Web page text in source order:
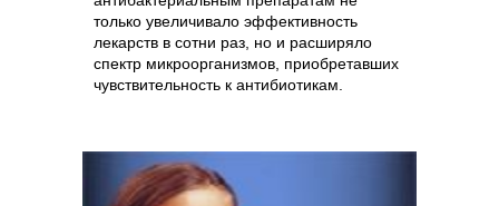
только увеличивало эффективность
лекарств в сотни раз, но и расширяло
спектр микроорганизмов, приобретавших
чувствительность к антибиотикам.